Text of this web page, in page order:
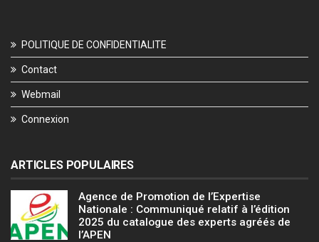
POLITIQUE DE CONFIDENTIALITE
Contact
Webmail
Connexion
ARTICLES POPULAIRES
Agence de Promotion de l’Expertise
Nationale : Communiqué relatif à l’édition
2025 du catalogue des experts agréés de
l’APEN